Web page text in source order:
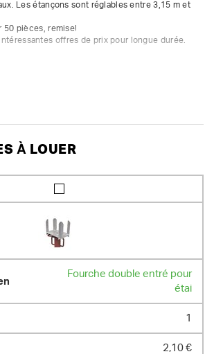
Les étançons sont réglables entre 3,15 m et
50 pièces, remise!
offres de prix pour longue durée.
À LOUER
Fourche double entré pour
étai
1
2,10 €